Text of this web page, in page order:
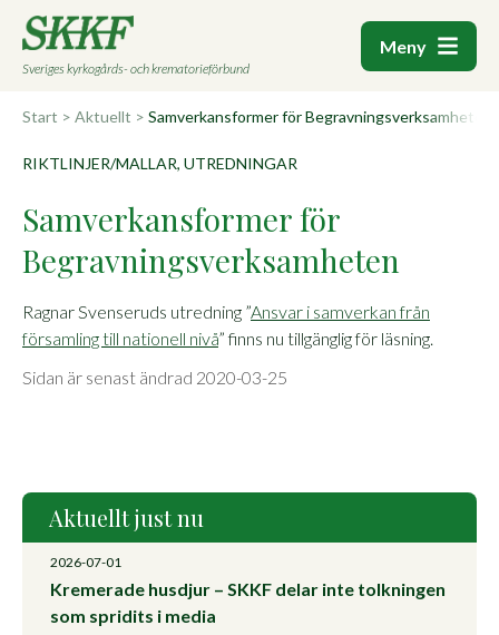
Sveriges kyrkogårds- och krematorieförbund
Meny
Start > Aktuellt > Samverkansformer för Begravningsverksamheten
RIKTLINJER/MALLAR, UTREDNINGAR
Samverkansformer för
Begravningsverksamheten
Ragnar Svenseruds utredning ”Ansvar i samverkan från
församling till nationell nivå” finns nu tillgänglig för läsning.
Sidan är senast ändrad 2020-03-25
Aktuellt just nu
2026-07-01
Kremerade husdjur – SKKF delar inte tolkningen
som spridits i media